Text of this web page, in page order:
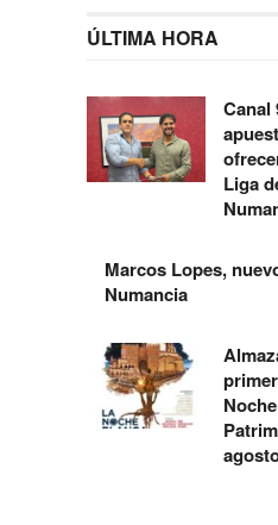
ÚLTIMA HORA
Canal
Liga
Marcos Lopes,
Numancia